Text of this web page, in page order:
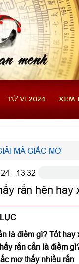
TỬ VI 2024 XEM
MÃ GIẤC MƠ
- 13:32
rắn hên hay
là điềm gì? Tốt hay
rắn cắn là điềm
mơ thấy nhiều rắn